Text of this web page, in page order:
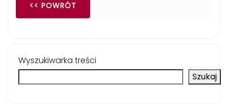
<< POWRÓT
Wyszukiwarka treści
Szukaj